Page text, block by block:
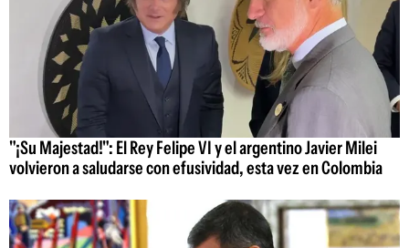
"¡Su Majestad!": El Rey Felipe VI y el argentino Javier Milei
volvieron a saludarse con efusividad, esta vez en Colombia